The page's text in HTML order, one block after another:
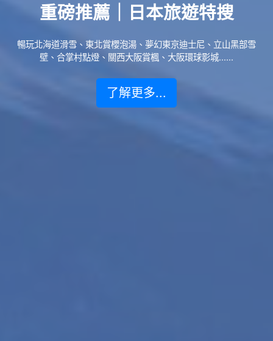
重磅推薦｜日本旅遊特搜
暢玩北海道滑雪、東北賞櫻泡湯、夢幻東京迪士尼、立山黑部雪
壁、合掌村點燈、關西大阪賞楓、大阪環球影城......
了解更多...